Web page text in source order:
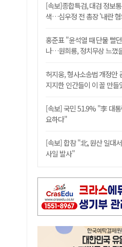
[속보]종합특검, 대검 정보
색…심우정 전 총장 '내란
홍준표 "윤석열 때 단물 빨
나…원희룡, 정치무상 느꼈
허지웅, 형사소송법 개정안
지지한 인간들이 이 꼴 만들
[속보] 국민 51.9% "李 대
요하다"
[속보] 합참 "北, 원산 일대
사일 발사"